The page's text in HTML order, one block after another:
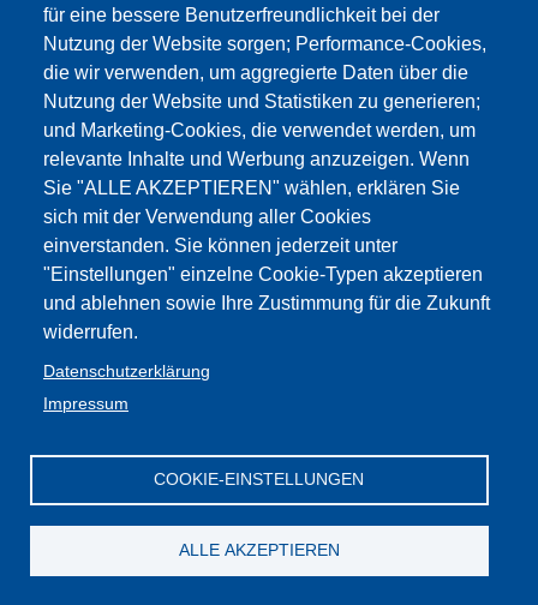
für eine bessere Benutzerfreundlichkeit bei der
Nutzung der Website sorgen; Performance-Cookies,
die wir verwenden, um aggregierte Daten über die
Nutzung der Website und Statistiken zu generieren;
und Marketing-Cookies, die verwendet werden, um
relevante Inhalte und Werbung anzuzeigen. Wenn
Sie "ALLE AKZEPTIEREN" wählen, erklären Sie
sich mit der Verwendung aller Cookies
einverstanden. Sie können jederzeit unter
"Einstellungen" einzelne Cookie-Typen akzeptieren
und ablehnen sowie Ihre Zustimmung für die Zukunft
widerrufen.
Datenschutzerklärung
Impressum
COOKIE-EINSTELLUNGEN
ALLE AKZEPTIEREN
Maturadiplom in der italienischen
Grundschule (2026/29)
19.05.2026
30 Stellen zur Verfügung.
Frist für die Gesuche: 12. Juni 2026, 24:00 Uhr
Bando dec 8336 18 5 2026.pdf
Modulo candidatura PAS primaria L2 - 2026.pdf
DGP n. 377 del 15.5.2026 - Percorso abilitante PAS
Tedesco L2.pdf
Impressum
Seite:Cookies